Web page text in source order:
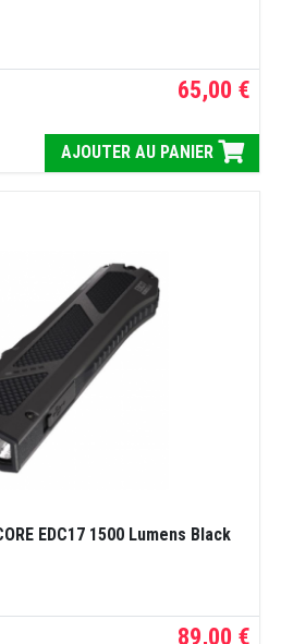
65,00 €
AJOUTER AU PANIER
EDC17 1500 Lumens Black
89,00 €